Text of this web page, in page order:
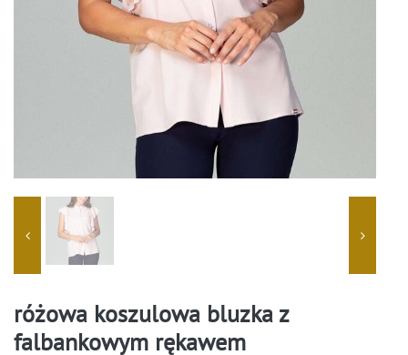
różowa koszulowa bluzka z
falbankowym rękawem